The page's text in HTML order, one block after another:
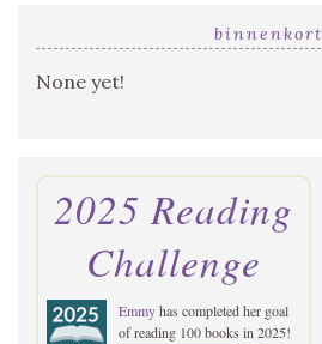
binnenkort
None yet!
2025 Reading
Challenge
Emmyhas completed her goal
of reading 100 books in 2025!